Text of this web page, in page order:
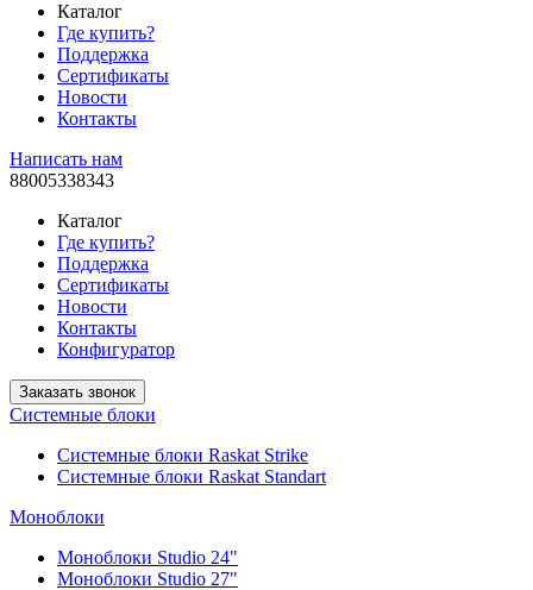
Каталог
Где купить?
Поддержка
Сертификаты
Новости
Контакты
Написать нам
88005338343
Каталог
Где купить?
Поддержка
Сертификаты
Новости
Контакты
Конфигуратор
Заказать звонок
Системные блоки
Системные блоки Raskat Strike
Системные блоки Raskat Standart
Моноблоки
Моноблоки Studio 24"
Моноблоки Studio 27"